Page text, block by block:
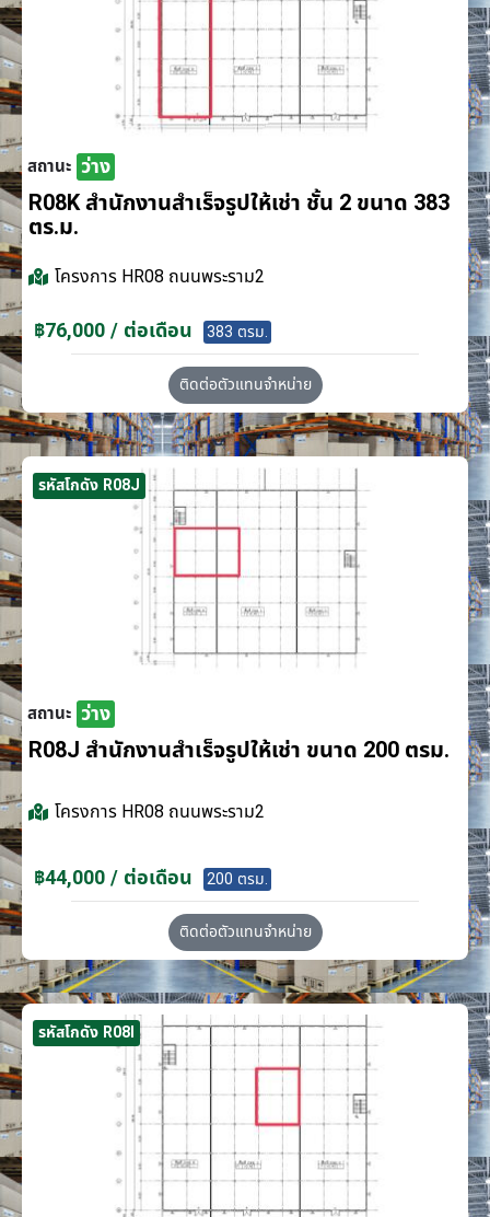
สถานะ ว่าง
R08K สำนักงานสำเร็จรูปให้เช่า ชั้น 2 ขนาด 383
ตร.ม.
โครงการ HR08 ถนนพระราม2
฿76,000 / ต่อเดือน 383 ตรม.
ติดต่อตัวแทนจำหน่าย
รหัสโกดัง R08J
สถานะ ว่าง
R08J สำนักงานสำเร็จรูปให้เช่า ขนาด 200 ตรม.
โครงการ HR08 ถนนพระราม2
฿44,000 / ต่อเดือน 200 ตรม.
ติดต่อตัวแทนจำหน่าย
รหัสโกดัง R08I